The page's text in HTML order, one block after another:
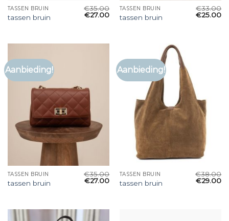
TASSEN BRUIN
tassen bruin
€35.00
€27.00
TASSEN BRUIN
tassen bruin
€33.00
€25.00
Aanbieding!
TASSEN BRUIN
tassen bruin
€35.00
€27.00
Aanbieding!
TASSEN BRUIN
tassen bruin
€38.00
€29.00